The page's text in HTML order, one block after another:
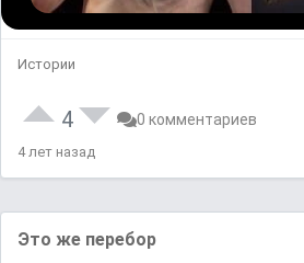
Истории
4 0 комментариев
4 лет назад
Это же перебор